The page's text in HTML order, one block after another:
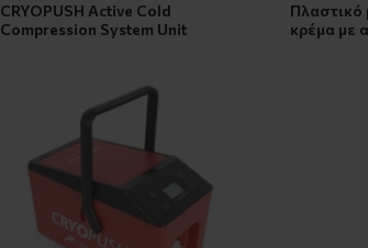
CRYOPUSH Active Cold
Compression System Unit
Πλαστικό
κρέμα με